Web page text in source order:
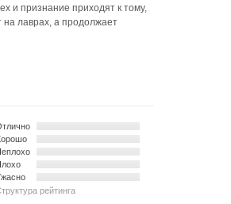
и признание приходят к тому,
на лаврах, а продолжает
рейтинга